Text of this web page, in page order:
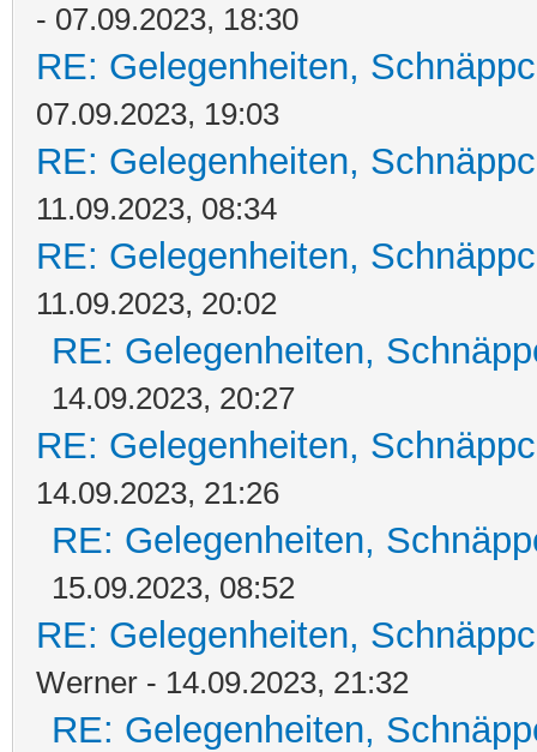
- 07.09.2023, 18:30
RE: Gelegenheiten,
07.09.2023, 19:03
RE: Gelegenheiten,
11.09.2023, 08:34
RE: Gelegenheiten,
11.09.2023, 20:02
RE: Gelegenheiten,
14.09.2023, 20:27
RE: Gelegenheiten,
14.09.2023, 21:26
RE: Gelegenheiten,
15.09.2023, 08:52
RE: Gelegenheiten,
Werner - 14.09.2023, 21:32
RE: Gelegenheiten,